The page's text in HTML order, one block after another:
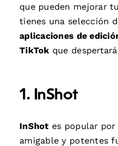
que pueden mejorar
tienes una selección
aplicaciones de
TikTok que
1. InShot
InShot es popular
amigable y potentes